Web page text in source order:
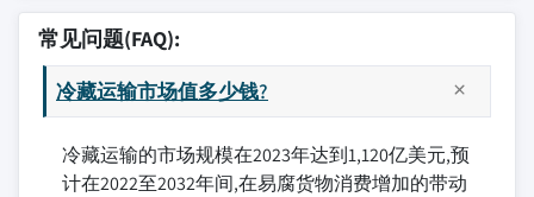
常见问题(FAQ):
冷藏运输市场值多少钱?
冷藏运输的市场规模在2023年达到1,120亿美元,预
计在2022至2032年间,在易腐货物消费增加的带动